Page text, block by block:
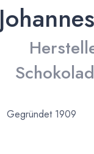
Gegründet 1909